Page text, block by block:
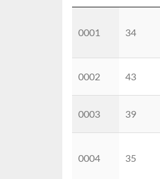
0001
34
0002 43
0003 39
0004 35